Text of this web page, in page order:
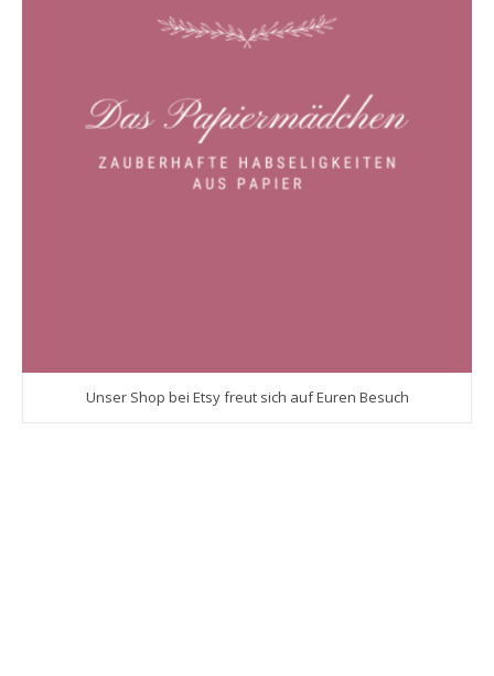
Unser Shop bei Etsy freut sich auf Euren Besuch